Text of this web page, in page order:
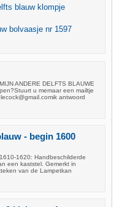
blauw klompje
bolvaasje nr 1597
ANDERE DELFTS BLAUWE
u memaar een mailtje
antwoord
- begin 1600
1620: Handbeschilderde
een kaststel. Gemerkt in
van de Lampetkan